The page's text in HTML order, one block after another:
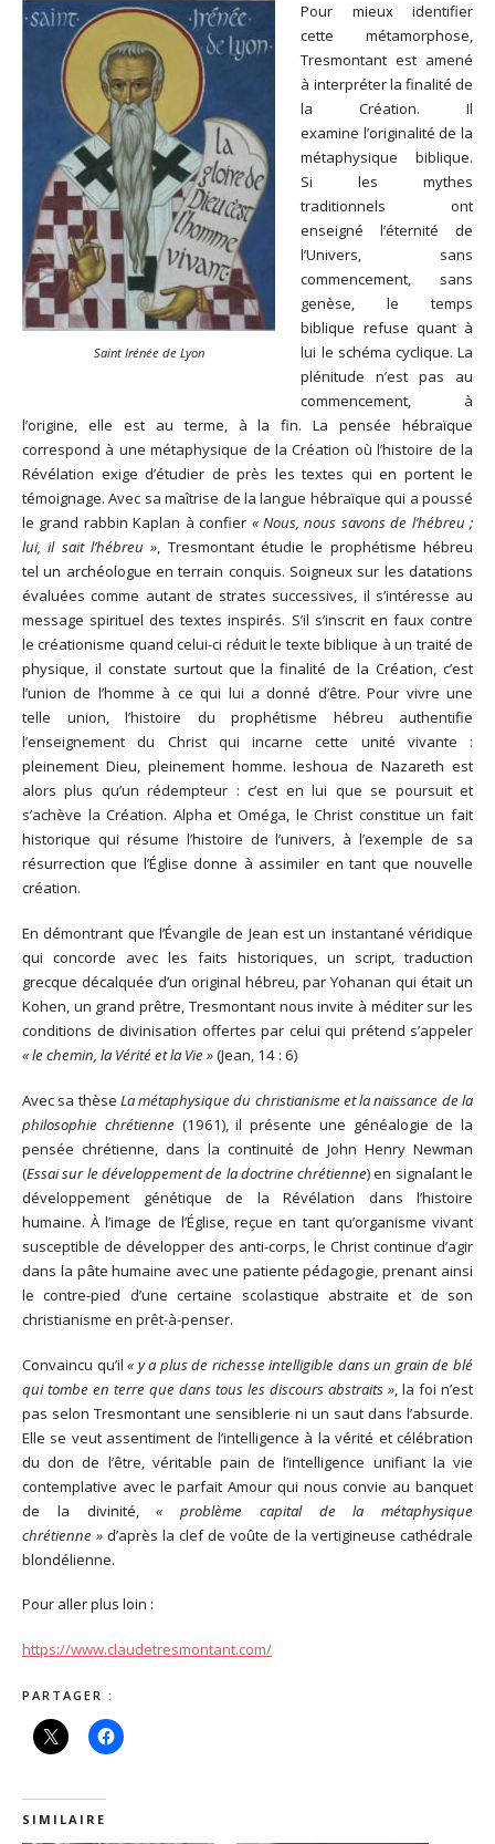
Saint Irénée de Lyon
Pour mieux identifier
cette métamorphose,
Tresmontant est amené
à interpréter la finalité de
la Création. Il
examine l’originalité de la
métaphysique biblique.
Si les mythes
traditionnels ont
enseigné l’éternité de
l’Univers, sans
commencement, sans
genèse, le temps
biblique refuse quant à
lui le schéma cyclique. La
plénitude n’est pas au
commencement, à
l’origine, elle est au terme, à la fin. La pensée hébraïque
correspond à une métaphysique de la Création où l’histoire de la
Révélation exige d’étudier de près les textes qui en portent le
témoignage. Avec sa maîtrise de la langue hébraïque qui a poussé
le grand rabbin Kaplan à confier « Nous, nous savons de l’hébreu ;
lui, il sait l’hébreu », Tresmontant étudie le prophétisme hébreu
tel un archéologue en terrain conquis. Soigneux sur les datations
évaluées comme autant de strates successives, il s’intéresse au
message spirituel des textes inspirés. S’il s’inscrit en faux contre
le créationisme quand celui-ci réduit le texte biblique à un traité de
physique, il constate surtout que la finalité de la Création, c’est
l’union de l’homme à ce qui lui a donné d’être. Pour vivre une
telle union, l’histoire du prophétisme hébreu authentifie
l’enseignement du Christ qui incarne cette unité vivante :
pleinement Dieu, pleinement homme. Ieshoua de Nazareth est
alors plus qu’un rédempteur : c’est en lui que se poursuit et
s’achève la Création. Alpha et Oméga, le Christ constitue un fait
historique qui résume l’histoire de l’univers, à l’exemple de sa
résurrection que l’Église donne à assimiler en tant que nouvelle
création.
En démontrant que l’Évangile de Jean est un instantané véridique
qui concorde avec les faits historiques, un script, traduction
grecque décalquée d’un original hébreu, par Yohanan qui était un
Kohen, un grand prêtre, Tresmontant nous invite à méditer sur les
conditions de divinisation offertes par celui qui prétend s’appeler
« le chemin, la Vérité et la Vie »(Jean, 14 : 6)
Avec sa thèse La métaphysique du christianisme et la naissance de la
philosophie chrétienne (1961), il présente une généalogie de la
pensée chrétienne, dans la continuité de John Henry Newman
(Essai sur le développement de la doctrine chrétienne) en signalant le
développement génétique de la Révélation dans l’histoire
humaine. À l’image de l’Église, reçue en tant qu’organisme vivant
susceptible de développer des anti-corps, le Christ continue d’agir
dans la pâte humaine avec une patiente pédagogie, prenant ainsi
le contre-pied d’une certaine scolastique abstraite et de son
christianisme en prêt-à-penser.
Convaincu qu’il« y a plus de richesse intelligible dans un grain de blé
qui tombe en terre que dans tous les discours abstraits », la foi n’est
pas selon Tresmontant une sensiblerie ni un saut dans l’absurde.
Elle se veut assentiment de l’intelligence à la vérité et célébration
du don de l’être, véritable pain de l’intelligence unifiant la vie
contemplative avec le parfait Amour qui nous convie au banquet
de la divinité,« problème capital de la métaphysique
chrétienne » d’après la clef de voûte de la vertigineuse cathédrale
blondélienne.
Pour aller plus loin :
https://www.claudetresmontant.com/
PARTAGER :
SIMILAIRE